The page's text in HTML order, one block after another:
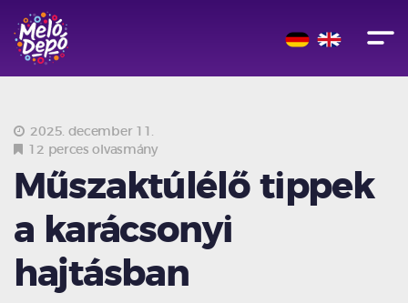
2025. december 11.
12 perces olvasmány
Műszaktúlélő tippek
a karácsonyi
hajtásban